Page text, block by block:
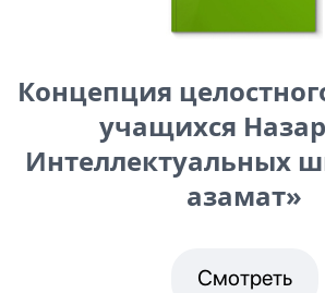
Концепция
учащихся
Интеллектуальных
азамат»
Смотреть